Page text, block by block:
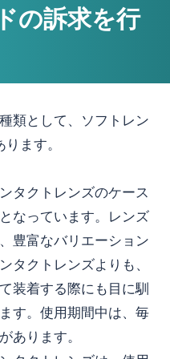
の訴求を行
類として、ソフトレン
ます。
タクトレンズのケース
なっています。レンズ
豊富なバリエーション
タクトレンズよりも、
装着する際にも目に馴
す。使用期間中は、毎
あります。